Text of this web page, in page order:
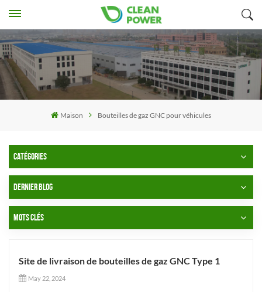
Maison Bouteilles de gaz GNC pour véhicules
CATÉGORIES
DERNIER BLOG
MOTS CLÉS
Site de livraison de bouteilles de gaz GNC Type 1
May 22, 2024